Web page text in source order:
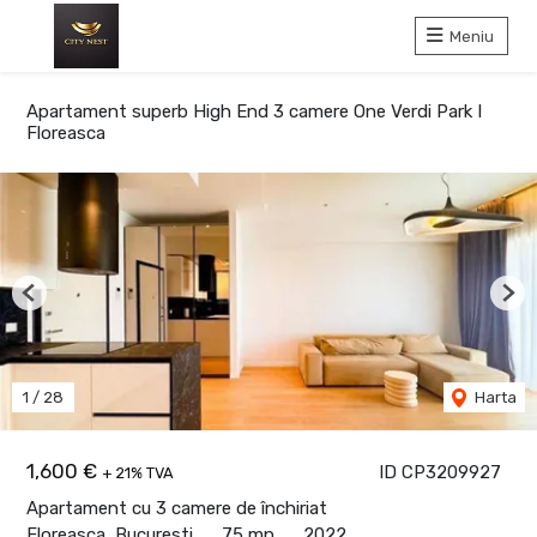
Meniu
Apartament superb High End 3 camere One Verdi Park I
Floreasca
ID CP3209927
1,600 € + 21% TVA
Apartament cu 3 camere de închiriat
1 / 28 Harta
Previous